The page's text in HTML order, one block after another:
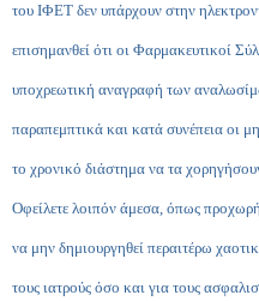
του ΙΦΕΤ δεν υπάρχουν στην
επισημανθεί ότι οι Φαρμακευτικοί
υποχρεωτική αναγραφή των
παραπεμπτικά και κατά συνέπεια οι
το χρονικό διάστημα να τα
Οφείλετε λοιπόν άμεσα, όπως
να μην δημιουργηθεί περαιτέρω
τους ιατρούς όσο και για τους